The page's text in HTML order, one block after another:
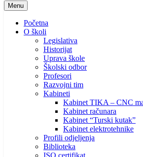
Menu
Početna
O školi
Legislativa
Historijat
Uprava škole
Školski odbor
Profesori
Razvojni tim
Kabineti
Kabinet TIKA – CNC
Kabinet računara
Kabinet “Turski kutak”
Kabinet elektrotehnike
Profili odjeljenja
Biblioteka
ISO certifikat